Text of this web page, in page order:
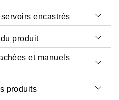
encastrés
produit
ou les codes-barres
instantanément
aux
et manuels
de profiter d'un accès
produits